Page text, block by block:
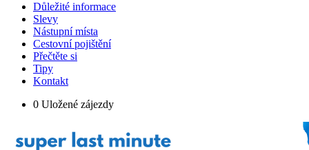
Důležité informace
Slevy
Nástupní místa
Cestovní pojištění
Přečtěte si
Tipy
Kontakt
0 Uložené zájezdy